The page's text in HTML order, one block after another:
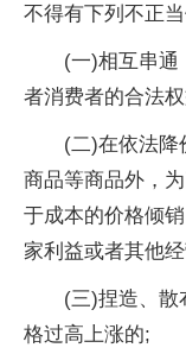
不得有下列不正当
(一)相互串通
者消费者的合法
(二)在依法降
商品等商品外，
于成本的价格倾
家利益或者其他
(三)捏造、散
格过高上涨的;